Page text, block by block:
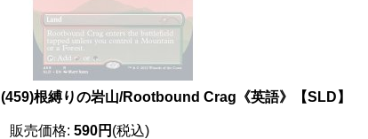
(459)根縛りの岩山/Rootbound Crag《英語》【SLD】
販売価格: 590円 (税込)